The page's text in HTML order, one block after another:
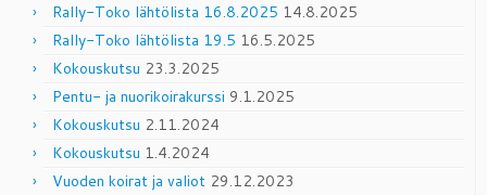
Rally-Toko lähtölista 16.8.2025 14.8.2025
Rally-Toko lähtölista 19.5 16.5.2025
Kokouskutsu 23.3.2025
Pentu- ja nuorikoirakurssi 9.1.2025
Kokouskutsu 2.11.2024
Kokouskutsu 1.4.2024
Vuoden koirat ja valiot 29.12.2023